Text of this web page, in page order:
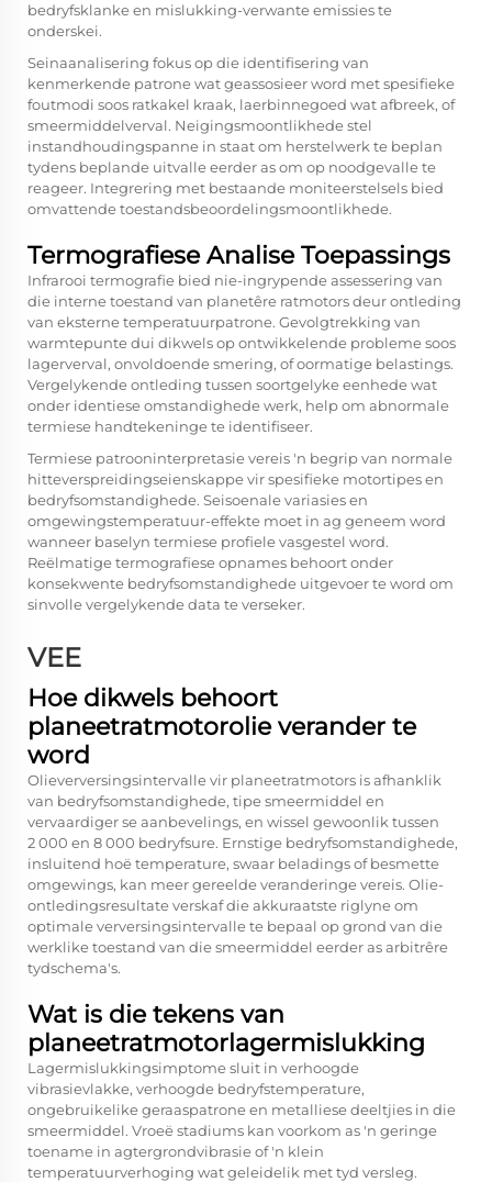
bedryfsklanke en mislukking-verwante emissies te
onderskei.
Seinaanalisering fokus op die identifisering van
kenmerkende patrone wat geassosieer word met spesifieke
foutmodi soos ratkakel kraak, laerbinnegoed wat afbreek, of
smeermiddelverval. Neigingsmoontlikhede stel
instandhoudingspanne in staat om herstelwerk te beplan
tydens beplande uitvalle eerder as om op noodgevalle te
reageer. Integrering met bestaande moniteerstelsels bied
omvattende toestandsbeoordelingsmoontlikhede.
Termografiese Analise Toepassings
Infrarooi termografie bied nie-ingrypende assessering van
die interne toestand van planetêre ratmotors deur ontleding
van eksterne temperatuurpatrone. Gevolgtrekking van
warmtepunte dui dikwels op ontwikkelende probleme soos
lagerverval, onvoldoende smering, of oormatige belastings.
Vergelykende ontleding tussen soortgelyke eenhede wat
onder identiese omstandighede werk, help om abnormale
termiese handtekeninge te identifiseer.
Termiese patrooninterpretasie vereis 'n begrip van normale
hitteverspreidingseienskappe vir spesifieke motortipes en
bedryfsomstandighede. Seisoenale variasies en
omgewingstemperatuur-effekte moet in ag geneem word
wanneer baselyn termiese profiele vasgestel word.
Reëlmatige termografiese opnames behoort onder
konsekwente bedryfsomstandighede uitgevoer te word om
sinvolle vergelykende data te verseker.
VEE
Hoe dikwels behoort
planeetratmotorolie verander te
word
Olieverversingsintervalle vir planeetratmotors is afhanklik
van bedryfsomstandighede, tipe smeermiddel en
vervaardiger se aanbevelings, en wissel gewoonlik tussen
2 000 en 8 000 bedryfsure. Ernstige bedryfsomstandighede,
insluitend hoë temperature, swaar beladings of besmette
omgewings, kan meer gereelde veranderinge vereis. Olie-
ontledingsresultate verskaf die akkuraatste riglyne om
optimale verversingsintervalle te bepaal op grond van die
werklike toestand van die smeermiddel eerder as arbitrêre
tydschema's.
Wat is die tekens van
planeetratmotorlagermislukking
Lagermislukkingsimptome sluit in verhoogde
vibrasievlakke, verhoogde bedryfstemperature,
ongebruikelike geraaspatrone en metalliese deeltjies in die
smeermiddel. Vroeë stadiums kan voorkom as 'n geringe
toename in agtergrondvibrasie of 'n klein
temperatuurverhoging wat geleidelik met tyd versleg.